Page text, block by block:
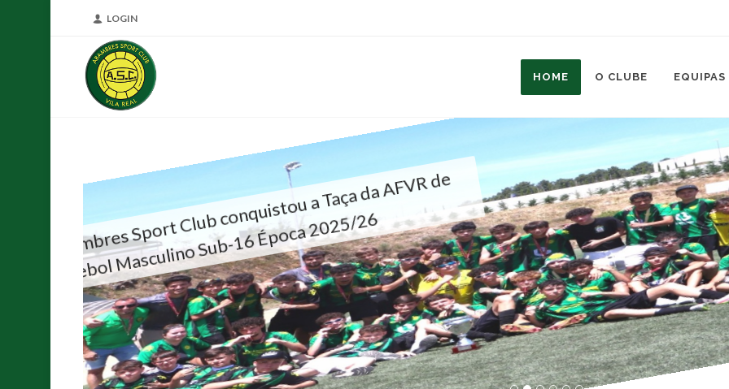
LOGIN
HOME O CLUBE EQUIPAS
Abambres Sport Club conquistou a Taça da AFVR de
Futebol Masculino Sub-16 Época 2025/26